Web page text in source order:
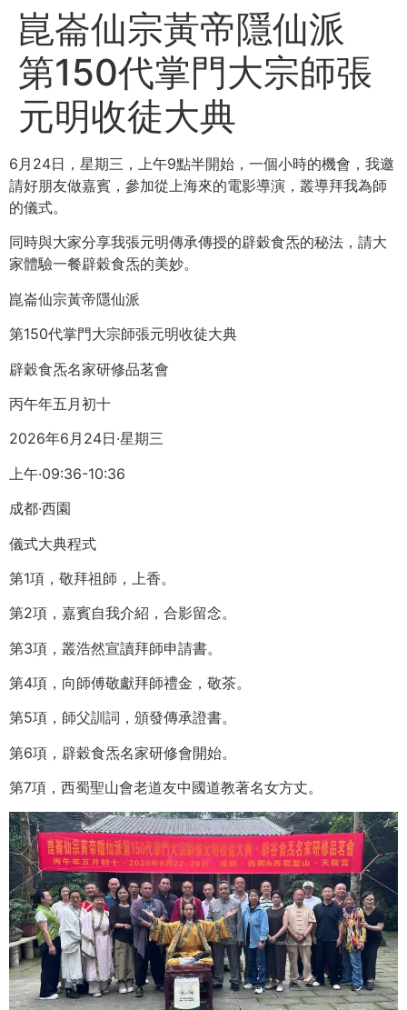
崑崙仙宗黃帝隱仙派
第150代掌門大宗師張
元明收徒大典
6月24日，星期三，上午9點半開始，一個小時的機會，我邀
請好朋友做嘉賓，參加從上海來的電影導演，叢導拜我為師
的儀式。
同時與大家分享我張元明傳承傳授的辟穀食炁的秘法，請大
家體驗一餐辟穀食炁的美妙。
崑崙仙宗黃帝隱仙派
第150代掌門大宗師張元明收徒大典
辟穀食炁名家研修品茗會
丙午年五月初十
2026年6月24日·星期三
上午·09:36-10:36
成都·西園
儀式大典程式
第1項，敬拜祖師，上香。
第2項，嘉賓自我介紹，合影留念。
第3項，叢浩然宣讀拜師申請書。
第4項，向師傅敬獻拜師禮金，敬茶。
第5項，師父訓詞，頒發傳承證書。
第6項，辟穀食炁名家研修會開始。
第7項，西蜀聖山會老道友中國道教著名女方丈。